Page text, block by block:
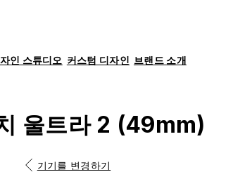
인 스튜디오 커스텀 디자인 브랜드 소개
울트라 2 (49mm)
기기를 변경하기